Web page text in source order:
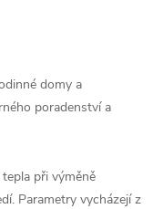
domy a
poradenství a
při výměně
Parametry vycházejí z